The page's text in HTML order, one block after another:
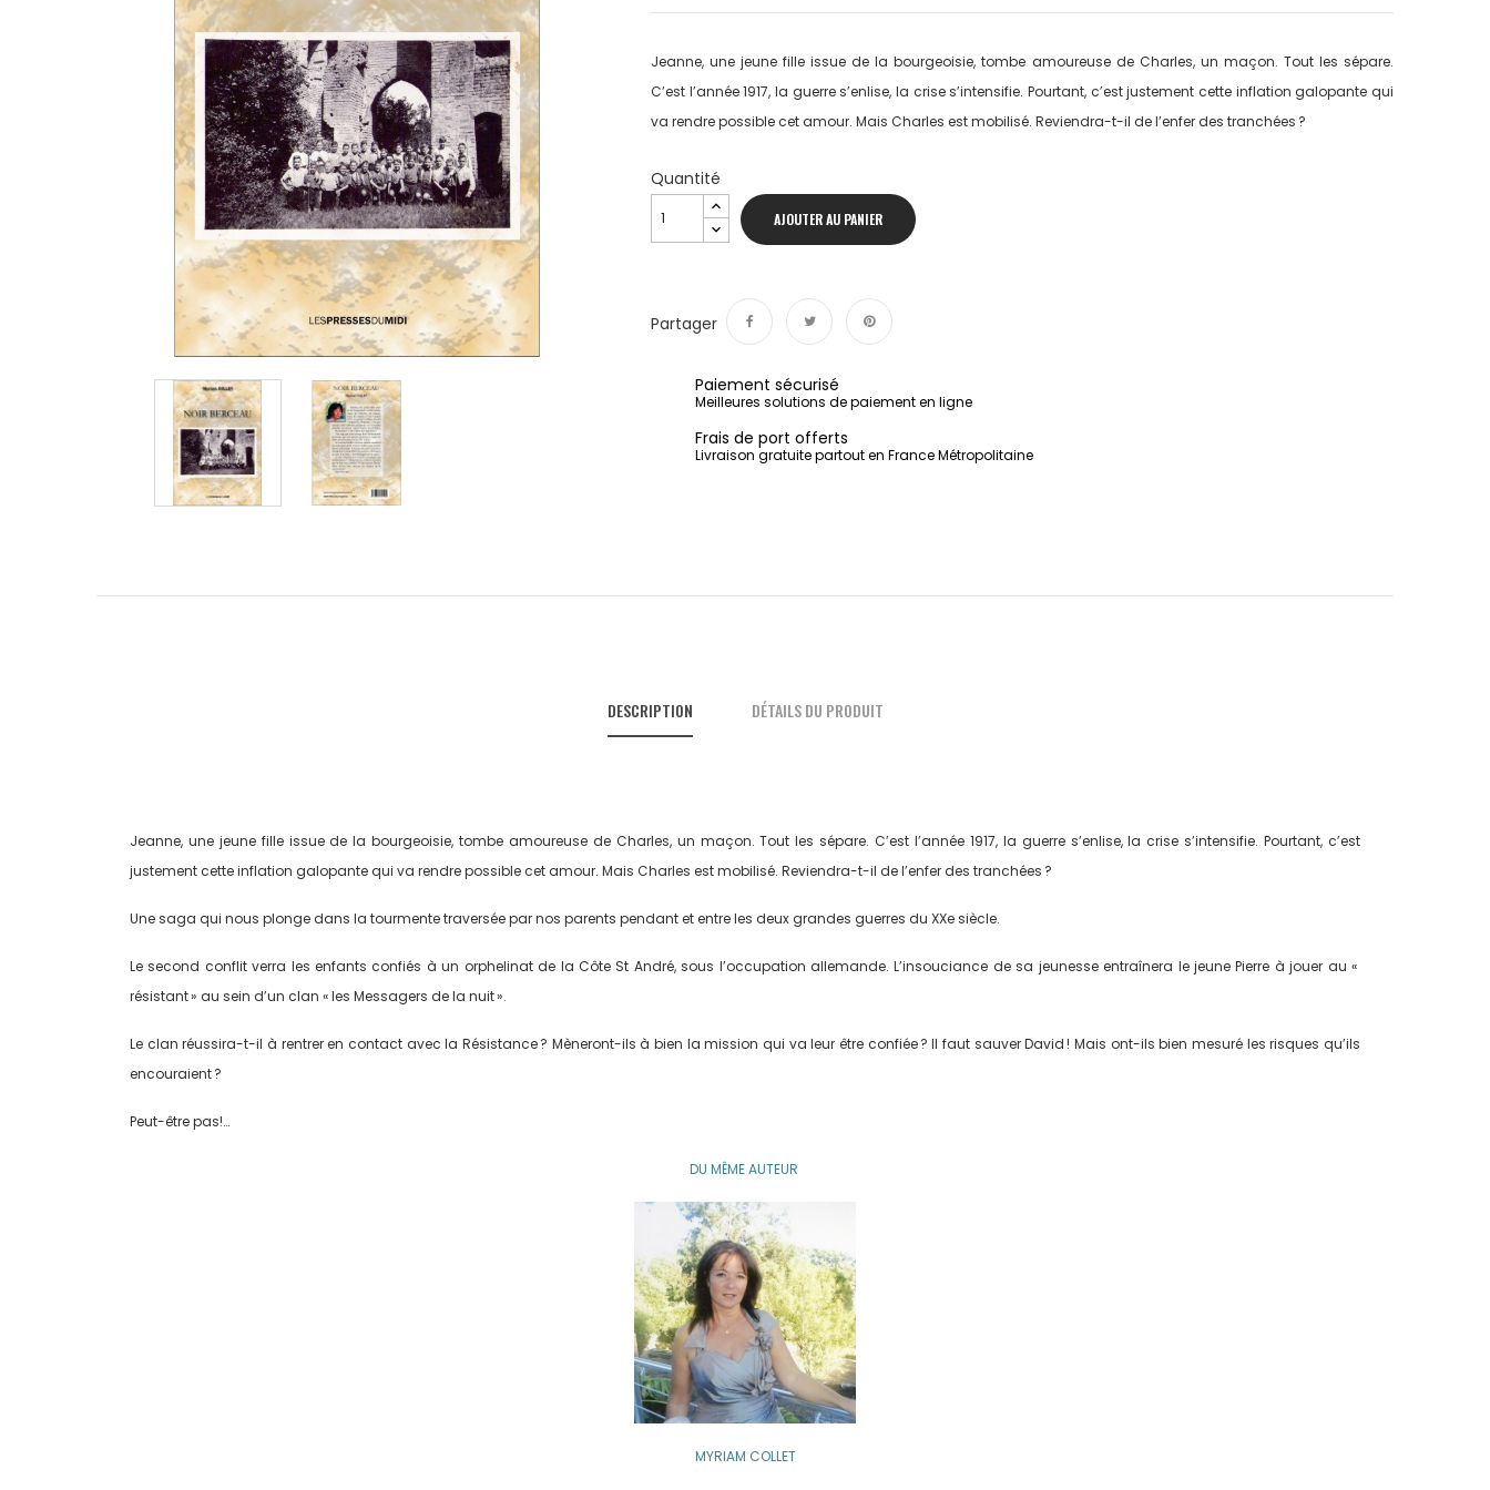
Jeanne, une jeune fille issue de la bourgeoisie, tombe amoureuse de Charles, un maçon. Tout les sépare.
C’est l’année 1917, la guerre s’enlise, la crise s’intensifie. Pourtant, c’est justement cette inflation galopante qui
va rendre possible cet amour. Mais Charles est mobilisé. Reviendra-t-il de l’enfer des tranchées ?
Quantité
AJOUTER AU PANIER
Partager
Paiement sécurisé
Meilleures solutions de paiement en ligne
Frais de port offerts
Livraison gratuite partout en France Métropolitaine
DESCRIPTION DÉTAILS DU PRODUIT
Jeanne, une jeune fille issue de la bourgeoisie, tombe amoureuse de Charles, un maçon. Tout les sépare. C’est l’année 1917, la guerre s’enlise, la crise s’intensifie. Pourtant, c’est
justement cette inflation galopante qui va rendre possible cet amour. Mais Charles est mobilisé. Reviendra-t-il de l’enfer des tranchées ?
Une saga qui nous plonge dans la tourmente traversée par nos parents pendant et entre les deux grandes guerres du XXe siècle.
Le second conflit verra les enfants confiés à un orphelinat de la Côte St André, sous l’occupation allemande. L’insouciance de sa jeunesse entraînera le jeune Pierre à jouer au «
résistant » au sein d’un clan « les Messagers de la nuit ».
Le clan réussira-t-il à rentrer en contact avec la Résistance ? Mèneront-ils à bien la mission qui va leur être confiée ? Il faut sauver David ! Mais ont-ils bien mesuré les risques qu’ils
encouraient ?
Peut-être pas!…
DU MÊME AUTEUR
MYRIAM COLLET